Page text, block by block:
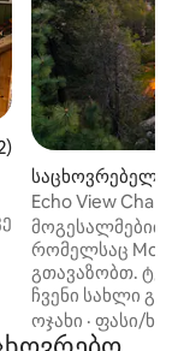
5‑დან
საცხოვრებელი
e Tahoe)
Echo View
ხედები,
მოგესალმებით
რომელსაც
გთავაზობთ. ტყის პირას მდებარე
ჩვენი სახლი
ხედებით
არის დამალული
ოჯახი ·ფასი/